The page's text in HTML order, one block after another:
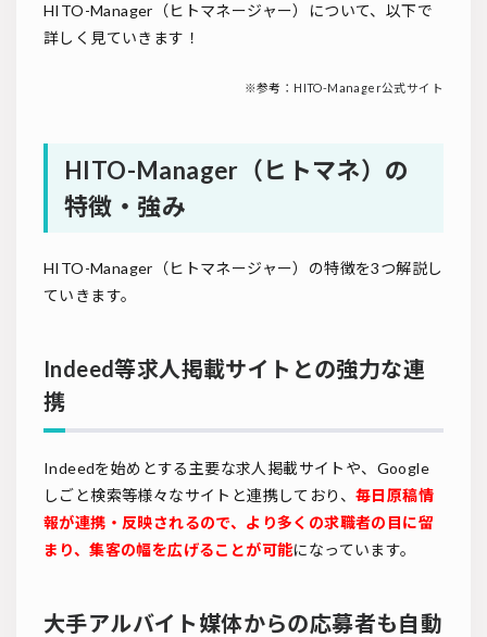
HITO-Manager（ヒトマネージャー）について、以下で
詳しく見ていきます！
※参考： HITO-Manager公式サイト
HITO-Manager（ヒトマネ）の
特徴・強み
HITO-Manager（ヒトマネージャー）の特徴を3つ解説し
ていきます。
Indeed等求人掲載サイトとの強力な連
携
Indeedを始めとする主要な求人掲載サイトや、Google
しごと検索等様々なサイトと連携しており、 毎日原稿情
報が連携・反映されるので、より多くの求職者の目に留
まり、集客の幅を広げることが可能になっています。
大手アルバイト媒体からの応募者も自動